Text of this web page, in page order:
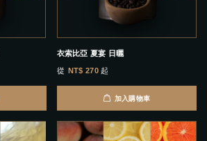
衣索比亞 夏宴 日曬
從 NT$ 270起
加入購物車